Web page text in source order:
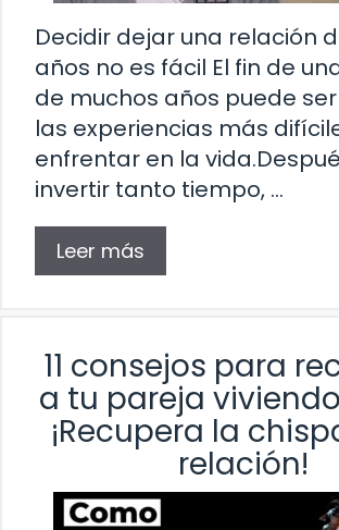
Decidir dejar una relación
años no es fácil El fin de
de muchos años puede
las experiencias más
enfrentar en la
invertir tanto tiempo, …
Leer más
11 consejos para
a tu pareja
¡Recupera la
relación!